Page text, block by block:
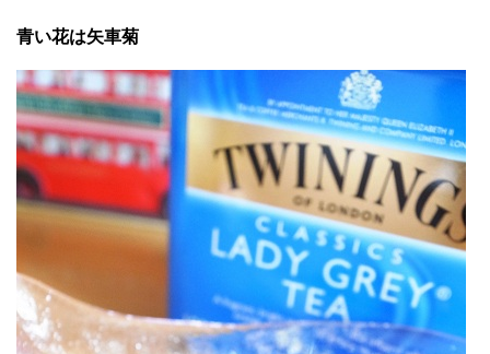
青い花は矢車菊